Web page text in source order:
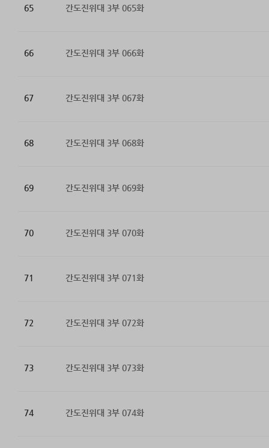
65 간도진위대 3부 065화
66 간도진위대 3부 066화
67 간도진위대 3부 067화
68 간도진위대 3부 068화
69 간도진위대 3부 069화
70 간도진위대 3부 070화
71 간도진위대 3부 071화
72 간도진위대 3부 072화
73 간도진위대 3부 073화
74 간도진위대 3부 074화